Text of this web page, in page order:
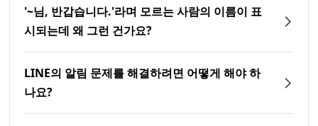
'~님, 반갑습니다.'라며 모르는 사람의 이름이 표
시되는데 왜 그런 건가요?
LINE의 알림 문제를 해결하려면 어떻게 해야 하
나요?